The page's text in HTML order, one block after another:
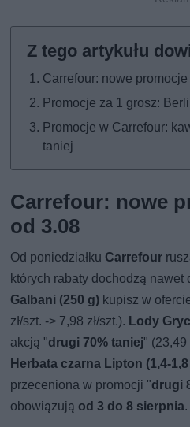
Carrefour: nowe
Promocje za 1 grosz:
Promocje w Carrefour:
taniej
Carrefour: nowe
od 3.08
Od poniedziałku Carrefour
których rabaty dochodzą nawet
Galbani (250 g) kupisz w
zł/szt. -> 7,98 zł/szt.). Lody
akcją "drugi 70% taniej" (23,49
Herbata czarna Lipton (1,4-
przeceniona w promocji "drugi
obowiązują od 3 do 8 sierpnia.